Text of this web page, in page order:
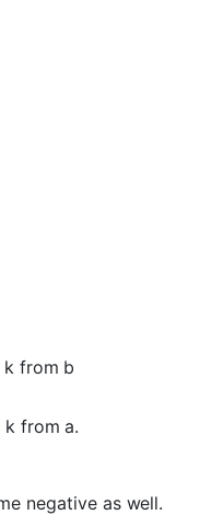
k from b
from a.
negative as well.